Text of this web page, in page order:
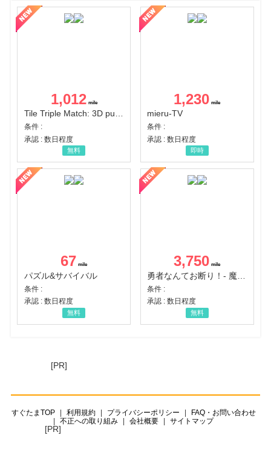
1,012
Tile Triple Match: 3D puzzle
条件 :
承認 : 数日程度
無料
1,230
mieru-TV
条件 :
承認 : 数日程度
即時
67
パズル&サバイバル
条件 :
承認 : 数日程度
無料
3,750
条件 :
承認 : 数日程度
無料
[PR]
すぐたまTOP 利用規約 プライバシーポリシー
FAQ・お問い合わせ
不正への取り組み
会社概要 サイトマップ
[PR]